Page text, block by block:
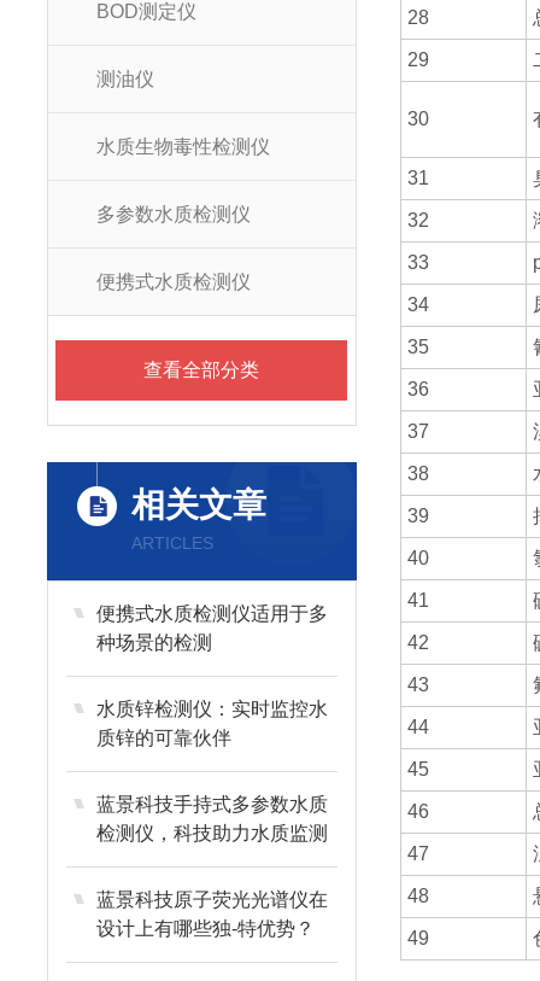
BOD测定仪
测油仪
水质生物毒性检测仪
多参数水质检测仪
便携式水质检测仪
查看全部分类
相关文章
ARTICLES
便携式水质检测仪适用于多
种场景的检测
水质锌检测仪：实时监控水
质锌的可靠伙伴
蓝景科技手持式多参数水质
检测仪，科技助力水质监测
蓝景科技原子荧光光谱仪在
设计上有哪些独-特优势？
28
29
30
31
32
33
34
35
36
37
38
39
40
41
42
43
44
45
46
47
48
49